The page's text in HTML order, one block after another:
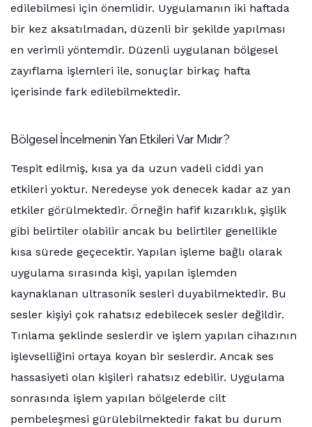
edilebilmesi için önemlidir. Uygulamanın iki haftada
bir kez aksatılmadan, düzenli bir şekilde yapılması
en verimli yöntemdir. Düzenli uygulanan bölgesel
zayıflama işlemleri ile, sonuçlar birkaç hafta
içerisinde fark edilebilmektedir.
Bölgesel İncelmenin Yan Etkileri Var Mıdır?
Tespit edilmiş, kısa ya da uzun vadeli ciddi yan
etkileri yoktur. Neredeyse yok denecek kadar az yan
etkiler görülmektedir. Örneğin hafif kızarıklık, şişlik
gibi belirtiler olabilir ancak bu belirtiler genellikle
kısa sürede geçecektir. Yapılan işleme bağlı olarak
uygulama sırasında kişi, yapılan işlemden
kaynaklanan ultrasonik sesleri duyabilmektedir. Bu
sesler kişiyi çok rahatsız edebilecek sesler değildir.
Tınlama şeklinde seslerdir ve işlem yapılan cihazının
işlevselliğini ortaya koyan bir seslerdir. Ancak ses
hassasiyeti olan kişileri rahatsız edebilir. Uygulama
sonrasında işlem yapılan bölgelerde cilt
pembeleşmesi gürülebilmektedir fakat bu durum